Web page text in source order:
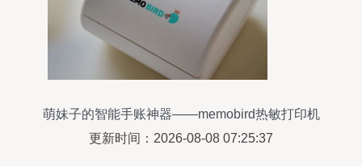
萌妹子的智能手账神器——memobird热敏打印机
体验评测
更新时间：2026-08-08 07:25:37